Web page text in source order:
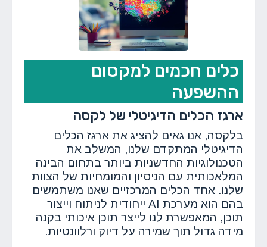
כלים חכמים למקסום
ההשפעה
ארגז הכלים הדיגיטלי של לקסה
בלקסה, אנו גאים להציג את ארגז הכלים
הדיגיטלי המתקדם שלנו, המשלב את
הטכנולוגיות החדשניות ביותר בתחום הבינה
המלאכותית עם הניסיון והמומחיות של הצוות
שלנו. אחד הכלים המרכזיים שאנו משתמשים
בהם הוא מערכת AI ייחודית לניתוח וייצור
תוכן, המאפשרת לנו לייצר תוכן איכותי בקנה
מידה גדול תוך שמירה על דיוק ורלוונטיות.